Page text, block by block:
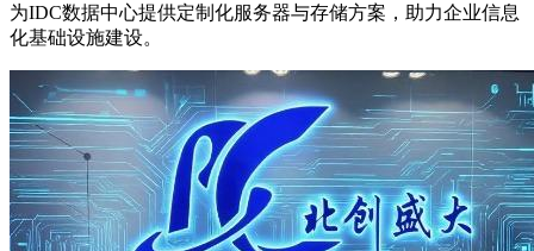
为IDC数据中心提供定制化服务器与存储方案，助力企业信息
化基础设施建设。